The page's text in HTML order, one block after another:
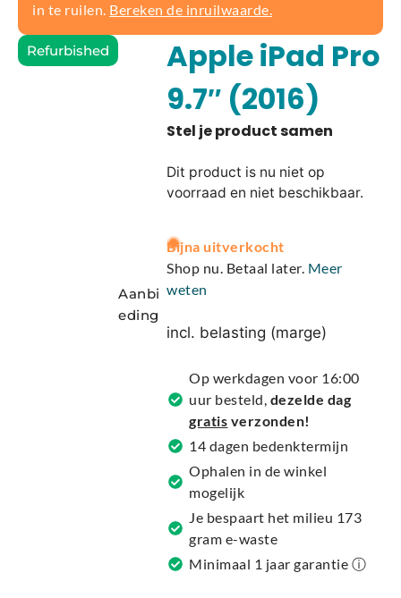
in te ruilen. Bereken de inruilwaarde.
Refurbished
Aanbi
eding
Apple iPad Pro
9.7″ (2016)
Dit product is nu niet op
voorraad en niet beschikbaar.
A
l
t
r
t
v
e
:
Bijna uitverkocht
Shop nu. Betaal later. Meer
weten
incl. belasting (marge)
Op werkdagen voor 16:00
uur besteld, dezelde dag
gratis verzonden!
14 dagen bedenktermijn
Ophalen in de winkel
mogelijk
Je bespaart het milieu 173
gram e-waste
Minimaal 1 jaar garantie ⓘ